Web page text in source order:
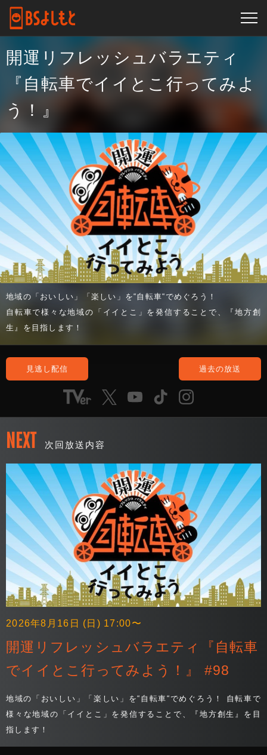
開運リフレッシュバラエティ
『自転車でイイとこ行ってみよ
う！』
地域の「おいしい」「楽しい」を“自転車“でめぐろう！
自転車で様々な地域の「イイとこ」を発信することで、『地方創
生』を目指します！
見逃し配信 過去の放送
NEXT 次回放送内容
2026年8月16日 (日) 17:00〜
開運リフレッシュバラエティ『自転車
でイイとこ行ってみよう！』 #98
地域の「おいしい」「楽しい」を“自転車“でめぐろう！ 自転車で
様々な地域の「イイとこ」を発信することで、『地方創生』を目
指します！